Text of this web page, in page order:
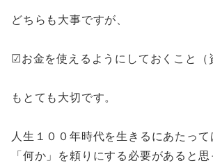
どちらも大事ですが、
☑お金を使えるようにしておくこと（
もとても大切です。
人生１００年時代を生きるにあたって
「何か」を頼りにする必要があると思